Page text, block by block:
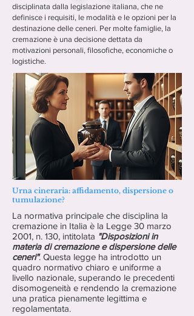
disciplinata dalla legislazione italiana, che ne
definisce i requisiti, le modalità e le opzioni per la
destinazione delle ceneri. Per molte famiglie, la
cremazione è una decisione dettata da
motivazioni personali, filosofiche, economiche o
logistiche.
Urna cineraria: affidamento, dispersione o
tumulazione?
La normativa principale che disciplina la
cremazione in Italia è la Legge 30 marzo
2001, n. 130, intitolata "Disposizioni in
materia di cremazione e dispersione delle
ceneri". Questa legge ha introdotto un
quadro normativo chiaro e uniforme a
livello nazionale, superando le precedenti
disomogeneità e rendendo la cremazione
una pratica pienamente legittima e
regolamentata.